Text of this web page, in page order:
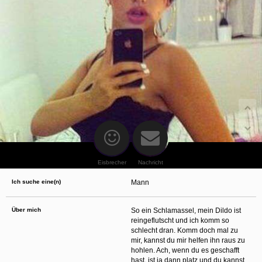
oder finanzielle Angaben zu machen? Beenden Sie dann unverzüglich
die Kommunikation mit dieser Person. Bedenken Sie, dass Menschen in
der Lage sind, sich solche Angaben auf listige Weise von Ihnen zu
erschleichen. Kommunizieren Sie daher über diese Website immer
behält sich das Recht vor, selbst Profile auf dieser Website zu
erstellen und darüber Nachrichten an Sie als Nutzer zu senden. Mit Ihrer Nutzung
dieser Website verstehen und akzeptieren Sie, dass einige der Profile auf dieser
Website fingiert sind. Diese fingierten Profile dienen lediglich dem Austausch von
Nachrichten; physische Vereinbarungen mit Personen hinter fingierten Profilen sind
folglich nicht möglich.
Verhindern Sie, dass Ihre minderjährigen Kinder mit erotischen oder für Minderjährige
anderweitig ungeeigneten Netzinhalten in Berührung kommen. Dafür einige Tips:
Installieren Sie ein Jugendschutzprogramm auf Ihrem Gerät. Beispielsweise
CyberPatrol
oderSafety Surf
. Diese Programme blockieren den Zugang zu
bestimmten Websites und Netzinhalten. Oft blockieren diese Programme
standardmäßig eine große Anzahl von Websites, von denen angenommen wird,
dass sie sich für Minderjährige nicht eignen. Über Updates können neue Websites
Wenden Sie sich an Ihren Internetprovider. Es gibt Internetprovider, die einen Filter
danach.
Internetbrowsers vertraut, so dass Sie nachsehen können, welche Websites von
Ihren minderjährigen Kindern besucht wurden. Sprechen Sie Ihre minderjährigen
Kinder auf den Besuch unerwünschter Websites an und vermitteln Sie ihnen, dass
bestimmte Websites nicht für sie geeignet sind. Außerdem können Sie anhand des
Verlaufs das Interesse Ihres Kindes beurteilen und sich obiger Tips bedienen.
Sprechen Sie mit Ihren Kindern. Vermitteln Sie Ihren minderjährigen Kindern, dass
sie Fremden, z. B. auf einer Chat-Website, nie persönliche Angaben machen sollen.
Bringen Sie ihnen auch bei, dass viele Menschen im Internet ihre wahre Identität
Eisbrecher Nachricht
Ich suche eine(n) Mann
Über mich
So ein Schlamassel, mein Dildo ist
reingeflutscht und ich komm so
schlecht dran. Komm doch mal zu
mir, kannst du mir helfen ihn raus zu
hohlen. Ach, wenn du es geschafft
hast, ist ja dann platz und du kannst